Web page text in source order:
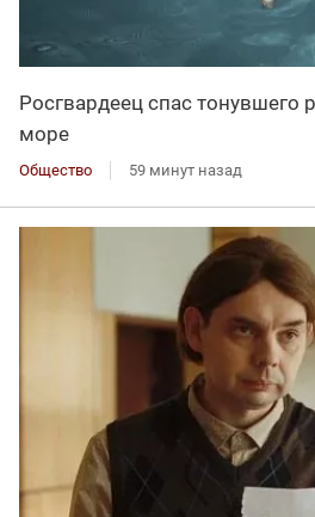
Росгвардеец спас тонувшего
море
Общество 59 минут назад